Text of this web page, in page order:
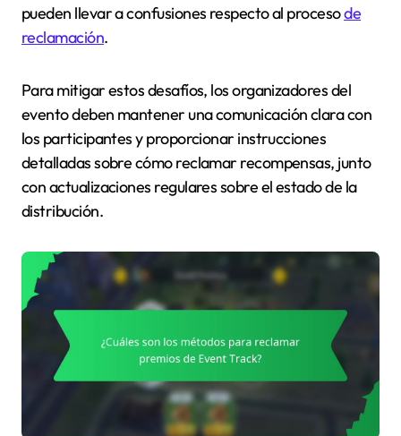
pueden llevar a confusiones respecto al procesode
reclamación.
Para mitigar estos desafíos, los organizadores del
evento deben mantener una comunicación clara con
los participantes y proporcionar instrucciones
detalladas sobre cómo reclamar recompensas, junto
con actualizaciones regulares sobre el estado de la
distribución.